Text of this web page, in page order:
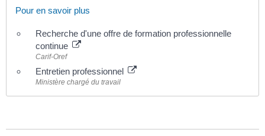
Pour en savoir plus
Recherche d'une offre de formation professionnelle
continue
Carif-Oref
Entretien professionnel
Ministère chargé du travail